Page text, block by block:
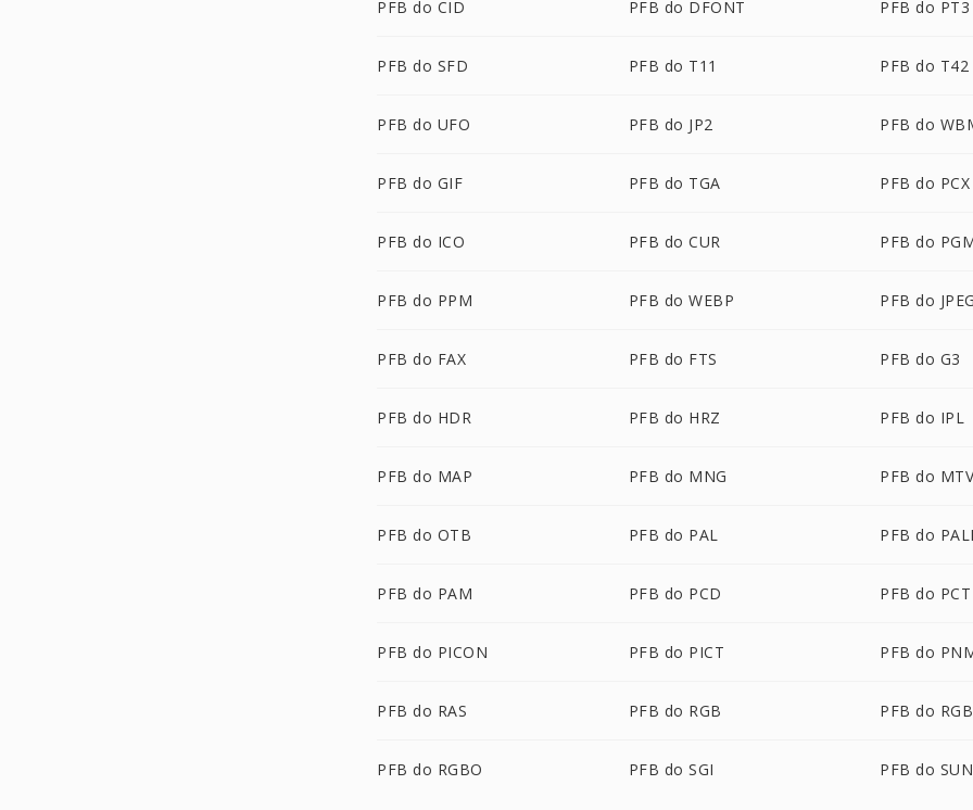
PFB do CID PFB do DFONT PFB do PT3
PFB do SFD PFB do T11 PFB do T42
PFB do UFO PFB do JP2 PFB do
PFB do GIF PFB do TGA PFB do PCX
PFB do ICO PFB do CUR PFB do
PFB do PPM PFB do WEBP PFB do
PFB do FAX PFB do FTS PFB do G3
PFB do HDR PFB do HRZ PFB do IPL
PFB do MAP PFB do MNG PFB do
PFB do OTB PFB do PAL PFB do
PFB do PAM PFB do PCD PFB do PCT
PFB do PICON PFB do PICT PFB do
PFB do RAS PFB do RGB PFB do
PFB do RGBO PFB do SGI PFB do SUN